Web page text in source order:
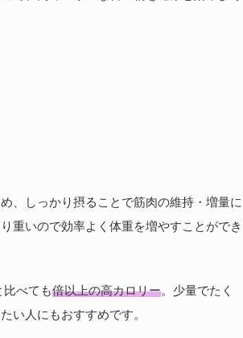
、しっかり摂ることで筋肉の維持・増量に
重いので効率よく体重を増やすことができ
べても倍以上の高カロリー。少量でたく
い人にもおすすめです。